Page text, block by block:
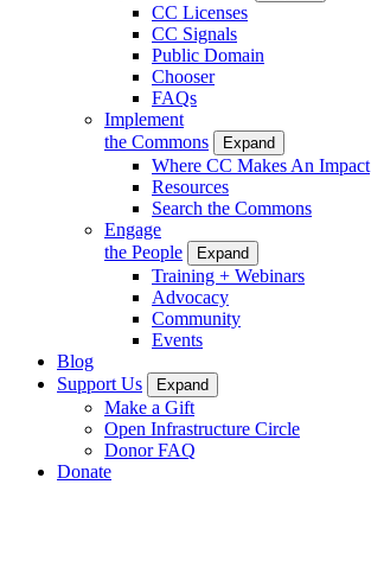
CC Licenses
CC Signals
Public Domain
Chooser
FAQs
Implement
the Commons
Expand
Where CC Makes An Impact
Resources
Search the Commons
Engage
the People
Expand
Training + Webinars
Advocacy
Community
Events
Blog
Support Us
Expand
Make a Gift
Open Infrastructure Circle
Donor FAQ
Donate